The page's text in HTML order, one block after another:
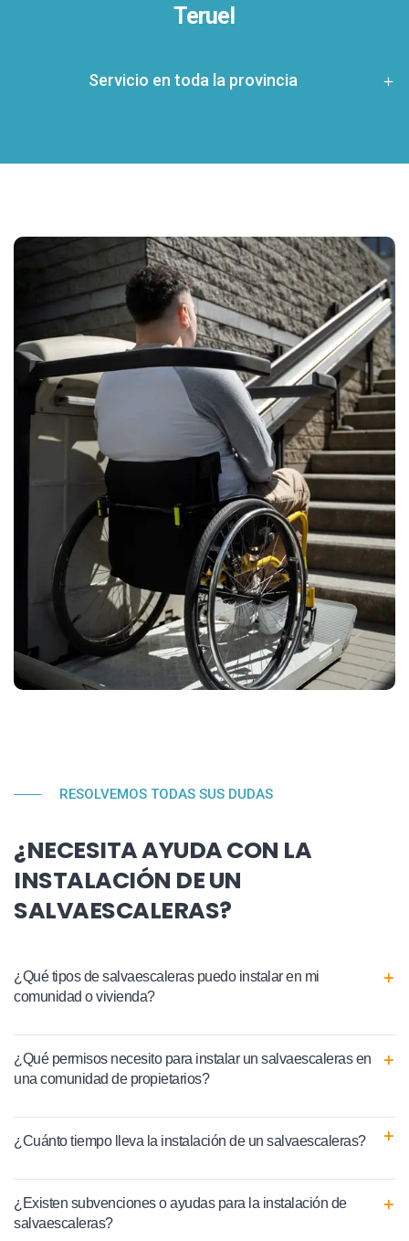
Teruel
Servicio en toda la provincia
RESOLVEMOS TODAS SUS DUDAS
¿NECESITA AYUDA CON LA
INSTALACIÓN DE UN
SALVAESCALERAS?
¿Qué tipos de salvaescaleras puedo instalar en mi
comunidad o vivienda?
¿Qué permisos necesito para instalar un salvaescaleras en
una comunidad de propietarios?
¿Cuánto tiempo lleva la instalación de un salvaescaleras?
¿Existen subvenciones o ayudas para la instalación de
salvaescaleras?